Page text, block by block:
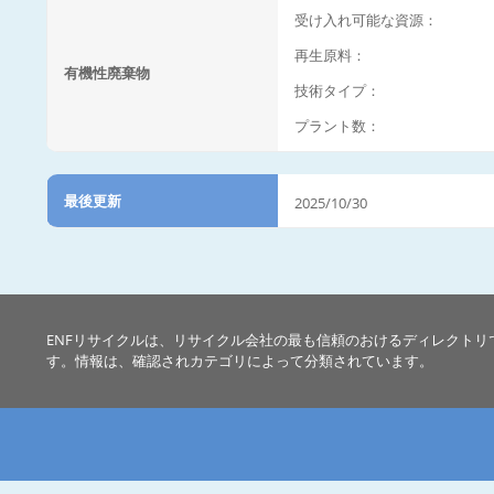
有機性廃棄物
受け入れ可能な資源：
再生原料：
技術タイプ：
プラント数：
最後更新 2025/10/30
ENFリサイクルは、リサイクル会社の最も信頼のおけるディレクトリ
す。情報は、確認されカテゴリによって分類されています。